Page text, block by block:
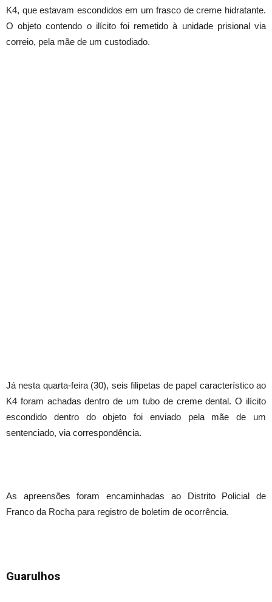
K4, que estavam escondidos em um frasco de creme hidratante.
O objeto contendo o ilícito foi remetido à unidade prisional via
correio, pela mãe de um custodiado.
Já nesta quarta-feira (30), seis filipetas de papel característico ao
K4 foram achadas dentro de um tubo de creme dental. O ilícito
escondido dentro do objeto foi enviado pela mãe de um
sentenciado, via correspondência.
As apreensões foram encaminhadas ao Distrito Policial de
Franco da Rocha para registro de boletim de ocorrência.
Guarulhos